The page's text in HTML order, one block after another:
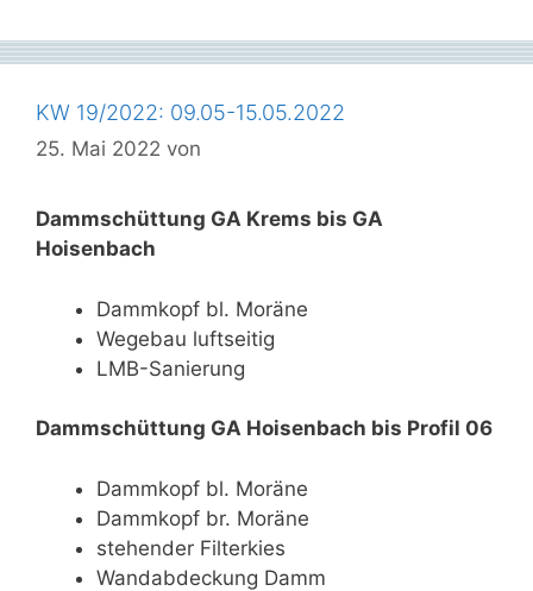
KW 19/2022: 09.05-15.05.2022
25. Mai 2022 von
Dammschüttung GA Krems bis GA
Hoisenbach
Dammkopf bl. Moräne
Wegebau luftseitig
LMB-Sanierung
Dammschüttung GA Hoisenbach bis Profil 06
Dammkopf bl. Moräne
Dammkopf br. Moräne
stehender Filterkies
Wandabdeckung Damm